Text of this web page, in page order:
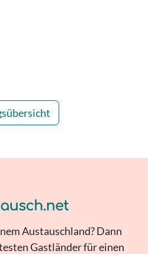
Austauschland? Dann
Gastländer für einen